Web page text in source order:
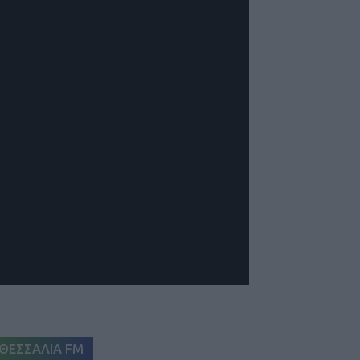
ΘΕΣΣΑΛΙΑ FM